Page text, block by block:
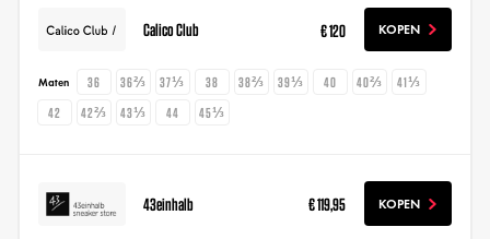
Calico Club € 120 KOPEN
Maten 36 36⅔ 37⅓ 38 38⅔ 39⅓ 40 40⅔
41⅓
42
42⅔ 43⅓ 44 45⅓
43einhalb € 119,95 KOPEN